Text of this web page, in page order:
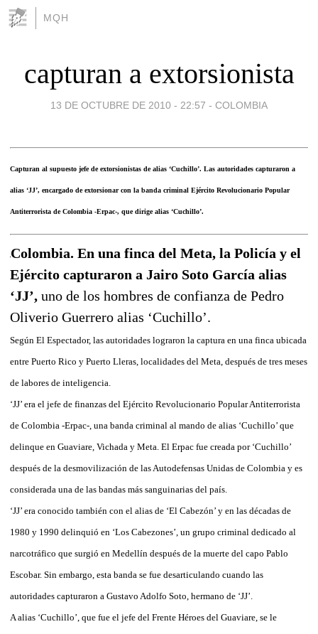
MQH
capturan a extorsionista
13 DE OCTUBRE DE 2010 - 22:57 - COLOMBIA
Capturan al supuesto jefe de extorsionistas de alias ‘Cuchillo’. Las autoridades capturaron a
alias ‘JJ’, encargado de extorsionar con la banda criminal Ejército Revolucionario Popular
Antiterrorista de Colombia -Erpac-, que dirige alias ‘Cuchillo’.
Colombia. En una finca del Meta, la Policía y el
Ejército capturaron a Jairo Soto García alias
‘JJ’, uno de los hombres de confianza de Pedro
Oliverio Guerrero alias ‘Cuchillo’.
Según El Espectador, las autoridades lograron la captura en una finca ubicada
entre Puerto Rico y Puerto Lleras, localidades del Meta, después de tres meses
de labores de inteligencia.
‘JJ’ era el jefe de finanzas del Ejército Revolucionario Popular Antiterrorista
de Colombia -Erpac-, una banda criminal al mando de alias ‘Cuchillo’ que
delinque en Guaviare, Vichada y Meta. El Erpac fue creada por ‘Cuchillo’
después de la desmovilización de las Autodefensas Unidas de Colombia y es
considerada una de las bandas más sanguinarias del país.
‘JJ’ era conocido también con el alias de ‘El Cabezón’ y en las décadas de
1980 y 1990 delinquió en ‘Los Cabezones’, un grupo criminal dedicado al
narcotráfico que surgió en Medellín después de la muerte del capo Pablo
Escobar. Sin embargo, esta banda se fue desarticulando cuando las
autoridades capturaron a Gustavo Adolfo Soto, hermano de ‘JJ’.
A alias ‘Cuchillo’, que fue el jefe del Frente Héroes del Guaviare, se le